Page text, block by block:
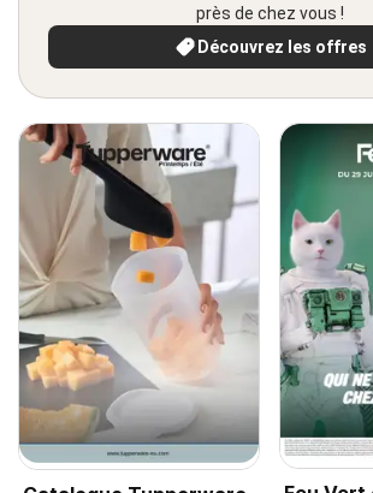
près de chez vous !
Découvrez les offres